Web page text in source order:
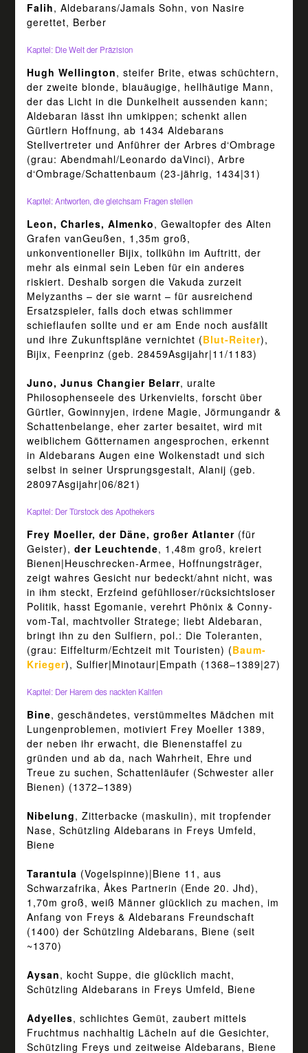
Falih, Aldebarans/Jamals Sohn, von Nasire
gerettet, Berber
Kapitel: Die Welt der Präzision
Hugh Wellington, steifer Brite, etwas schüchtern,
der zweite blonde, blauäugige, hellhäutige Mann,
der das Licht in die Dunkelheit aussenden kann;
Aldebaran lässt ihn umkippen; schenkt allen
Gürtlern Hoffnung, ab 1434 Aldebarans
Stellvertreter und Anführer der Arbres d‘Ombrage
(grau: Abendmahl/Leonardo daVinci), Arbre
d‘Ombrage/Schattenbaum (23-jährig, 1434|31)
Kapitel: Antworten, die gleichsam Fragen stellen
Leon, Charles, Almenko, Gewaltopfer des Alten
Grafen vanGeußen, 1,35m groß,
unkonventioneller Bijix, tollkühn im Auftritt, der
mehr als einmal sein Leben für ein anderes
riskiert. Deshalb sorgen die Vakuda zurzeit
Melyzanths – der sie warnt – für ausreichend
Ersatzspieler, falls doch etwas schlimmer
schieflaufen sollte und er am Ende noch ausfällt
und ihre Zukunftspläne vernichtet (Blut-Reiter),
Bijix, Feenprinz (geb. 28459Asgijahr|11/1183)
Juno, Junus Changier Belarr, uralte
Philosophenseele des Urkenvielts, forscht über
Gürtler, Gowinnyjen, irdene Magie, Jörmungandr &
Schattenbelange, eher zarter besaitet, wird mit
weiblichem Götternamen angesprochen, erkennt
in Aldebarans Augen eine Wolkenstadt und sich
selbst in seiner Ursprungsgestalt, Alanij (geb.
28097Asgijahr|06/821)
Kapitel: Der Türstock des Apothekers
Frey Moeller, der Däne, großer Atlanter(für
Geister), der Leuchtende, 1,48m groß, kreiert
Bienen|Heuschrecken-Armee, Hoffnungsträger,
zeigt wahres Gesicht nur bedeckt/ahnt nicht, was
in ihm steckt, Erzfeind gefühlloser/rücksichtsloser
Politik, hasst Egomanie, verehrt Phönix & Conny-
vom-Tal, machtvoller Stratege; liebt Aldebaran,
bringt ihn zu den Sulfiern, pol.: Die Toleranten,
(grau: Eiffelturm/Echtzeit mit Touristen) (Baum-
Krieger), Sulfier|Minotaur|Empath (1368–1389|27)
Kapitel: Der Harem des nackten Kalifen
Bine, geschändetes, verstümmeltes Mädchen mit
Lungenproblemen, motiviert Frey Moeller 1389,
der neben ihr erwacht, die Bienenstaffel zu
gründen und ab da, nach Wahrheit, Ehre und
Treue zu suchen, Schattenläufer (Schwester aller
Bienen) (1372–1389)
Nibelung, Zitterbacke (maskulin), mit tropfender
Nase, Schützling Aldebarans in Freys Umfeld,
Biene
Tarantula (Vogelspinne)|Biene 11, aus
Schwarzafrika, Åkes Partnerin (Ende 20. Jhd),
1,70m groß, weiß Männer glücklich zu machen, im
Anfang von Freys & Aldebarans Freundschaft
(1400) der Schützling Aldebarans, Biene (seit
~1370)
Aysan, kocht Suppe, die glücklich macht,
Schützling Aldebarans in Freys Umfeld, Biene
Adyelles, schlichtes Gemüt, zaubert mittels
Fruchtmus nachhaltig Lächeln auf die Gesichter,
Schützling Freys und zeitweise Aldebarans, Biene